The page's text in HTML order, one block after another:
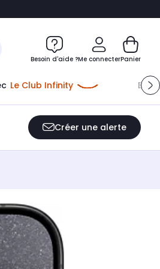
au chatbot
Besoin d'aide ?Me connecterPanier
Le Club Infinity
Créer une alerte